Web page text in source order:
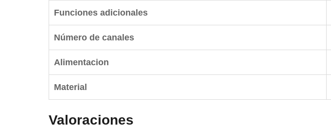
Funciones adicionales
Número de canales
Alimentacion
Material
Valoraciones